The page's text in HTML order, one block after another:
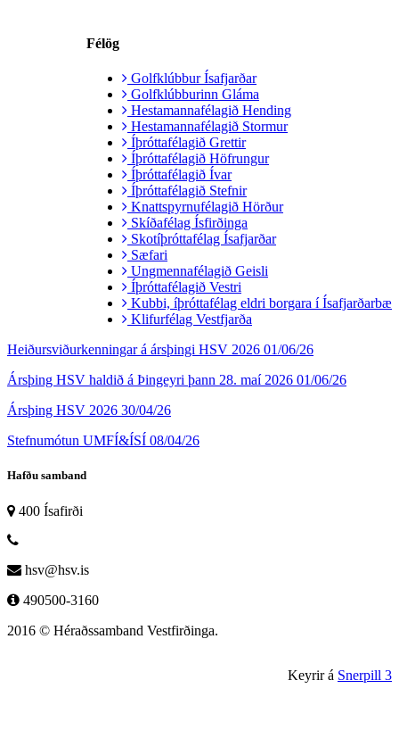
Félög
Golfklúbbur Ísafjarðar
Golfklúbburinn Gláma
Hestamannafélagið Hending
Hestamannafélagið Stormur
Íþróttafélagið Grettir
Íþróttafélagið Höfrungur
Íþróttafélagið Ívar
Íþróttafélagið Stefnir
Knattspyrnufélagið Hörður
Skíðafélag Ísfirðinga
Skotíþróttafélag Ísafjarðar
Sæfari
Ungmennafélagið Geisli
Íþróttafélagið Vestri
Kubbi, íþróttafélag eldri borgara í Ísafjarðarbæ
Klifurfélag Vestfjarða
Heiðursviðurkenningar á ársþingi HSV 2026 01/06/26
Ársþing HSV haldið á Þingeyri þann 28. maí 2026 01/06/26
Ársþing HSV 2026 30/04/26
Stefnumótun UMFÍ&ÍSÍ 08/04/26
Hafðu samband
400 Ísafirði
hsv@hsv.is
490500-3160
2016 © Héraðssamband Vestfirðinga.
Keyrir á Snerpill 3